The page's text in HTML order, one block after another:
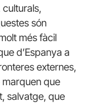
són
més fàcil
d’Espanya a
externes,
marquen que
salvatge, que